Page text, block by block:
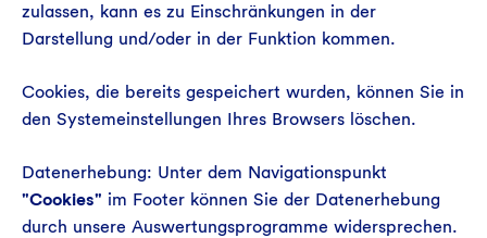
zulassen, kann es zu Einschränkungen in der
Darstellung und/oder in der Funktion kommen.
Cookies, die bereits gespeichert wurden, können Sie in
den Systemeinstellungen Ihres Browsers löschen.
Datenerhebung: Unter dem Navigationspunkt
"Cookies" im Footer können Sie der Datenerhebung
durch unsere Auswertungsprogramme widersprechen.